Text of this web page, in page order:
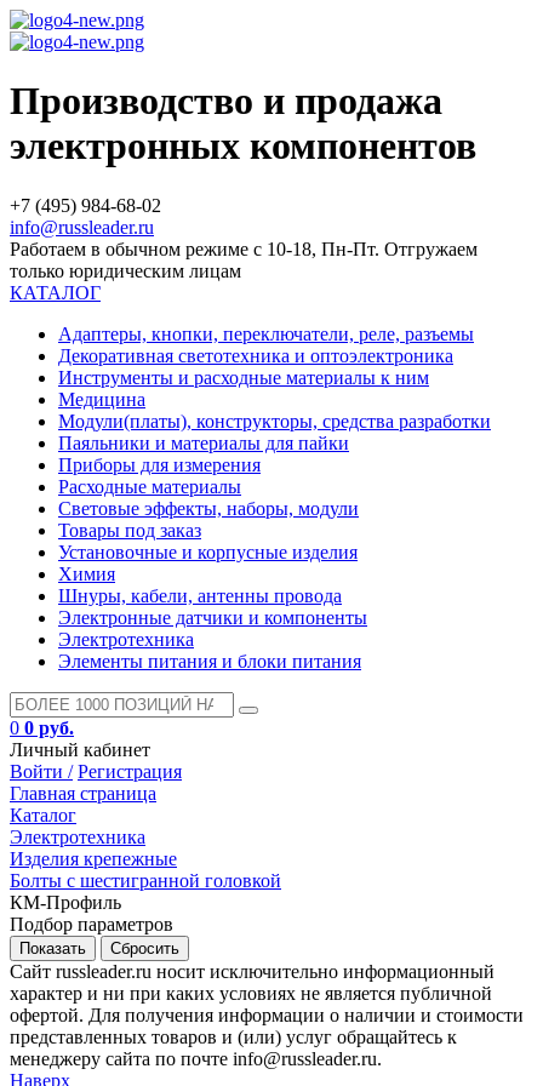
Производство и продажа
электронных компонентов
+7 (495) 984-68-02
info@russleader.ru
Работаем в обычном режиме с 10-18, Пн-Пт. Отгружаем
только юридическим лицам
КАТАЛОГ
Адаптеры, кнопки, переключатели, реле, разъемы
Декоративная светотехника и оптоэлектроника
Инструменты и расходные материалы к ним
Медицина
Модули(платы), конструкторы, средства разработки
Паяльники и материалы для пайки
Приборы для измерения
Расходные материалы
Световые эффекты, наборы, модули
Товары под заказ
Установочные и корпусные изделия
Химия
Шнуры, кабели, антенны провода
Электронные датчики и компоненты
Электротехника
Элементы питания и блоки питания
0 0 руб.
Личный кабинет
Войти / Регистрация
Главная страница
Каталог
Электротехника
Изделия крепежные
Болты с шестигранной головкой
КМ-Профиль
Подбор параметров
Сайт russleader.ru носит исключительно информационный
характер и ни при каких условиях не является публичной
офертой. Для получения информации о наличии и стоимости
представленных товаров и (или) услуг обращайтесь к
менеджеру сайта по почте info@russleader.ru.
Наверх